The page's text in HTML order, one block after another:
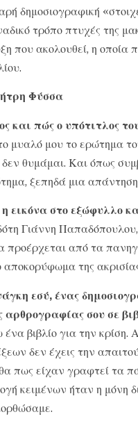
δημοσιογραφική
τρόπο πτυχές της
που ακολουθεί, η
Φύσσα
και πώς ο υπότιτλος
μυαλό μου το ερώτημα
δεν θυμάμαι. Και όπως
ξεπηδά μια
εικόνα στο εξώφυλλο
Γιάννη
προέρχεται από τα
της
εσύ, ένας
σου σε
βιβλίο για την κρίση.
δεν έχεις την
πως είχαν γραφτεί τα
κειμένων ήταν η μόνη